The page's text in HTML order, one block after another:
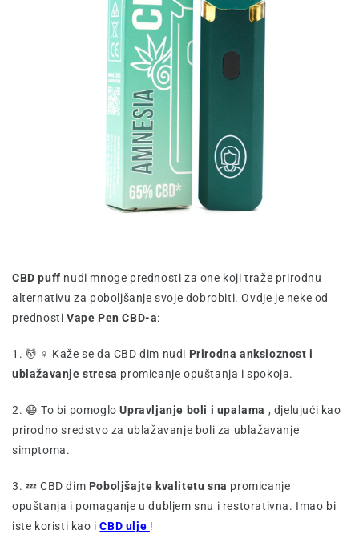
CBD puff nudi mnoge prednosti za one koji traže prirodnu
alternativu za poboljšanje svoje dobrobiti. Ovdje je neke od
prednosti Vape Pen CBD-a:
1. 💆 ♀️ Kaže se da CBD dim nudi Prirodna anksioznost i
ublažavanje stresa promicanje opuštanja i spokoja.
2. 😷 To bi pomogloUpravljanje boli i upalama , djelujući kao
prirodno sredstvo za ublažavanje boli za ublažavanje
simptoma.
3. 💤 CBD dim Poboljšajte kvalitetu sna promicanje
opuštanja i pomaganje u dubljem snu i restorativna. Imao bi
iste koristi kao iCBD ulje !